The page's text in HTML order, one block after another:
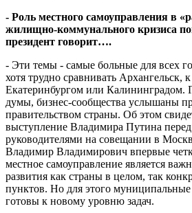
- Роль местного самоуправления в
жилищно-коммунального кризиса
президент говорит….
- Эти темы - самые больные для всех
хотя трудно сравнивать Архангельск,
Екатеринбургом или Калининградом.
думы, бизнес-сообщества услышаны
правительством страны. Об этом
выступление Владимира Путина
руководителями на совещании в
Владимир Владимирович впервые
местное самоуправление является
развития как страны в целом, так
пунктов. Но для этого
готовы к новому уровню задач.